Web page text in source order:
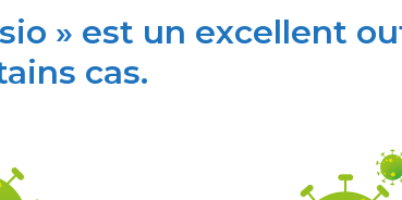
» est un excellent
cas.